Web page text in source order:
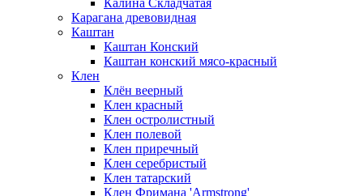
Калина Складчатая
Карагана древовидная
Каштан
Каштан Конский
Каштан конский мясо-красный
Клен
Клён веерный
Клен красный
Клен остролистный
Клен полевой
Клен приречный
Клен серебристый
Клен татарский
Клен Фримана 'Armstrong'